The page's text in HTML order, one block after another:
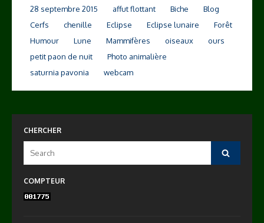
28 septembre 2015 affut flottant Biche
Blog
Cerfs
chenille Eclipse Eclipse lunaire
Forêt
Humour
Lune Mammifères oiseaux
ours
petit paon de nuit
Photo animalière
saturnia pavonia
webcam
CHERCHER
for:
Search
COMPTEUR